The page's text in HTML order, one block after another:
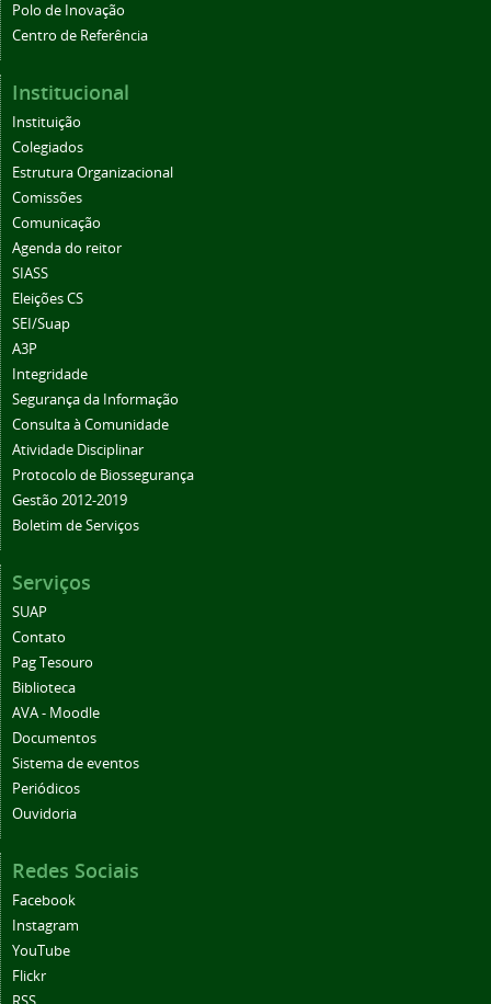
Polo de Inovação
Centro de Referência
Institucional
Instituição
Colegiados
Estrutura Organizacional
Comissões
Comunicação
Agenda do reitor
SIASS
Eleições CS
SEI/Suap
A3P
Integridade
Segurança da Informação
Consulta à Comunidade
Atividade Disciplinar
Protocolo de Biossegurança
Gestão 2012-2019
Boletim de Serviços
Serviços
SUAP
Contato
Pag Tesouro
Biblioteca
AVA - Moodle
Documentos
Sistema de eventos
Periódicos
Ouvidoria
Redes Sociais
Facebook
Instagram
YouTube
Flickr